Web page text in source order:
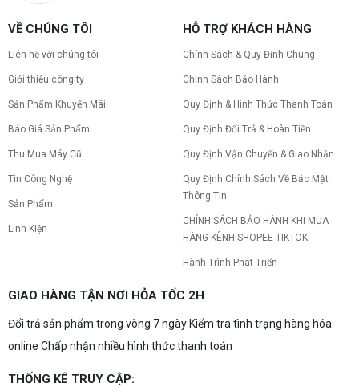
VỀ CHÚNG TÔI
Liên hệ với chúng tôi
Giới thiệu công ty
Sản Phẩm Khuyến Mãi
Báo Giá Sản Phẩm
Thu Mua Máy Cũ
Tin Công Nghệ
Sản Phẩm
Linh Kiện
HỖ TRỢ KHÁCH HÀNG
Chính Sách & Quy Định Chung
Chính Sách Bảo Hành
Quy Định & Hình Thức Thanh Toán
Quy Định Đổi Trả & Hoàn Tiền
Quy Định Vận Chuyển & Giao Nhận
Quy Định Chính Sách Về Bảo Mật
Thông Tin
CHÍNH SÁCH BẢO HÀNH KHI MUA
HÀNG KÊNH SHOPEE TIKTOK
Hành Trình Phát Triển
GIAO HÀNG TẬN NƠI HỎA TỐC 2H
Đổi trả sản phẩm trong vòng 7 ngày Kiểm tra tình trạng hàng hóa
online Chấp nhận nhiều hình thức thanh toán
THỐNG KÊ TRUY CẬP: